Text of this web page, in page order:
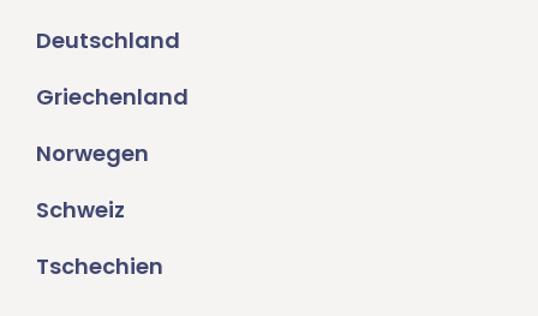
Deutschland
Griechenland
Norwegen
Schweiz
Tschechien